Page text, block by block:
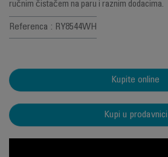
ručnim čistačem na paru i raznim dodacima.
Referenca : RY8544WH
Kupite online
Kupi u prodavnici